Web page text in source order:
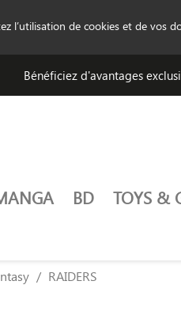
l’utilisation de cookies et de vos
Bénéficiez d'avantages
BD TOYS &
RAIDERS